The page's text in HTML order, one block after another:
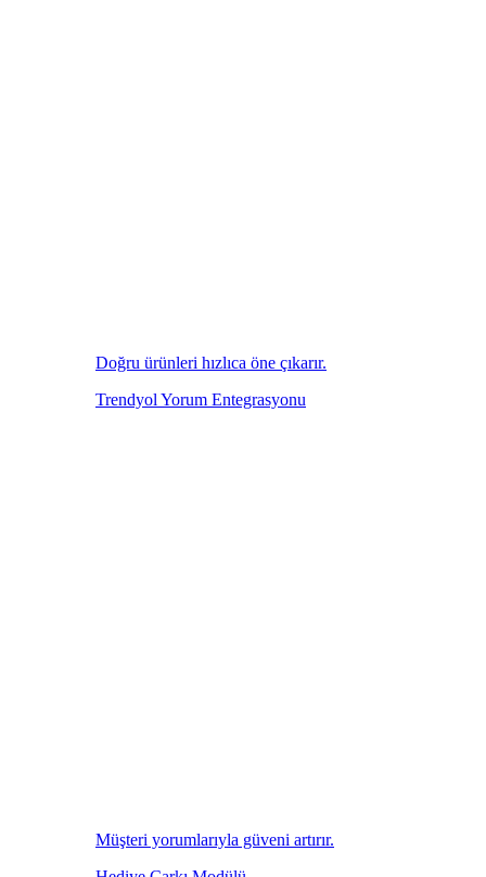
Doğru ürünleri hızlıca öne çıkarır.
Trendyol Yorum Entegrasyonu
Müşteri yorumlarıyla güveni artırır.